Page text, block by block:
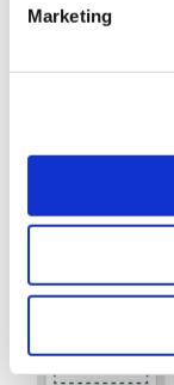
Marketing
realizzare un
Come
Istruzioni per
Materiale